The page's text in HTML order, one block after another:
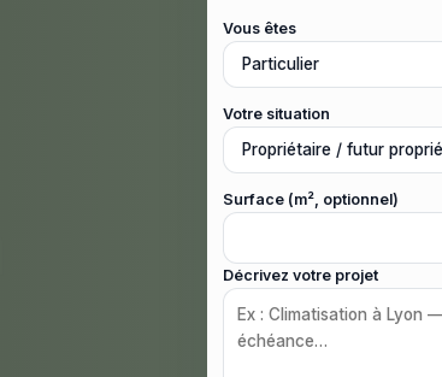
Vous êtes
Votre situation
Surface (m², optionnel)
Décrivez votre projet